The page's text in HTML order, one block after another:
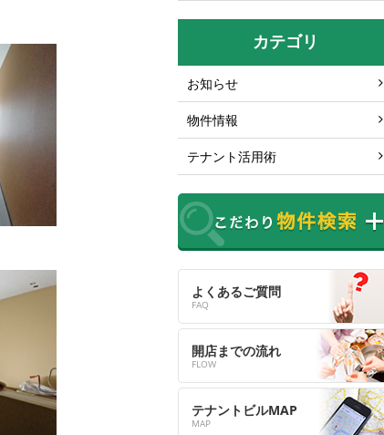
カテゴリ
お知らせ
物件情報
テナント活用術
よくあるご質問
開店までの流れ
テナントビルMAP